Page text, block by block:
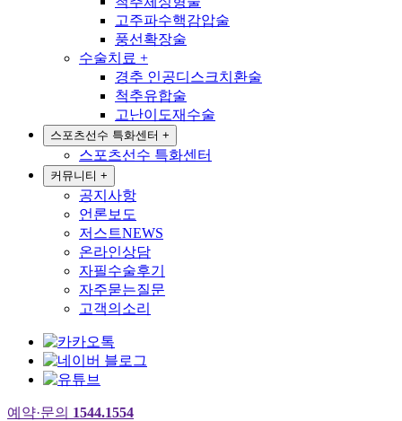
고주파수핵감압술
풍선확장술
수술치료 +
경추 인공디스크치환술
척추유합술
고난이도재수술
스포츠선수 특화센터 +
스포츠선수 특화센터
커뮤니티 +
공지사항
언론보도
저스트NEWS
온라인상담
자필수술후기
자주묻는질문
고객의소리
예약·문의 1544.1554